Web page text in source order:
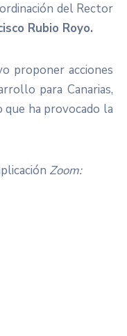
del Rector
Rubio Royo.
proponer acciones
para Canarias,
ha provocado la
Zoom: